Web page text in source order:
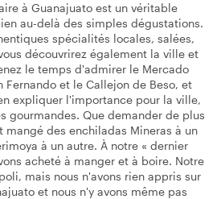
à Guanajuato est un véritable
au-delà des simples dégustations.
spécialités locales, salées,
découvrirez également la ville et
le temps d'admirer le Mercado
Fernando et le Callejon de Beso, et
expliquer l'importance pour la ville,
gourmandes. Que demander de plus
mangé des enchiladas Mineras à un
à un autre. À notre « dernier
acheté à manger et à boire. Notre
mais nous n'avons rien appris sur
et nous n'y avons même pas